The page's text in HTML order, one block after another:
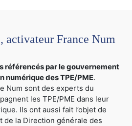
activateur France Num
référencés par le gouvernement
numérique des TPE/PME.
Num sont des experts du
les TPE/PME dans leur
Ils ont aussi fait l’objet de
de la Direction générale des